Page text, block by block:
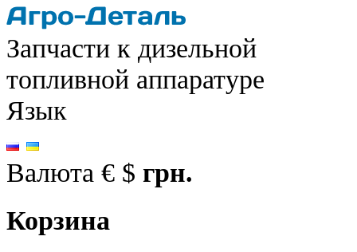
Запчасти к дизельной
топливной аппаратуре
Язык
Валюта € $ грн.
Корзина